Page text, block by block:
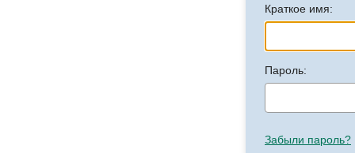
Краткое имя:
Пароль:
Забыли пароль?